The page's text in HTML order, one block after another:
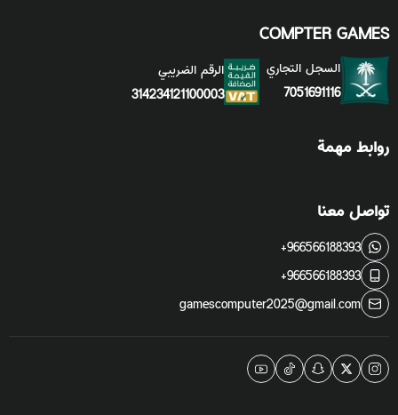
COMPTER GAMES
السجل التجاري
7051691116
الرقم الضريبي
314234121100003
روابط مهمة
تواصل معنا
+966566188393
+966566188393
gamescomputer2025@gmail.com